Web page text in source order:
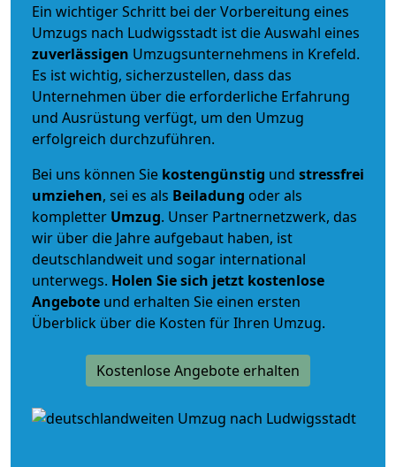
Ein wichtiger Schritt bei der Vorbereitung eines
Umzugs nach Ludwigsstadt ist die Auswahl eines
zuverlässigen Umzugsunternehmens in Krefeld.
Es ist wichtig, sicherzustellen, dass das
Unternehmen über die erforderliche Erfahrung
und Ausrüstung verfügt, um den Umzug
erfolgreich durchzuführen.
Bei uns können Sie kostengünstig und stressfrei
umziehen, sei es als Beiladung oder als
kompletter Umzug. Unser Partnernetzwerk, das
wir über die Jahre aufgebaut haben, ist
deutschlandweit und sogar international
unterwegs. Holen Sie sich jetzt kostenlose
Angebote und erhalten Sie einen ersten
Überblick über die Kosten für Ihren Umzug.
Kostenlose Angebote erhalten